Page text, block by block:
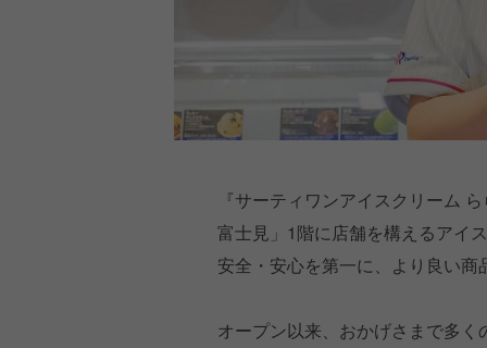
『サーティワンアイスクリーム
富士見」1階に店舗を構えるアイ
安全・安心を第一に、より良い
オープン以来、おかげさまで多